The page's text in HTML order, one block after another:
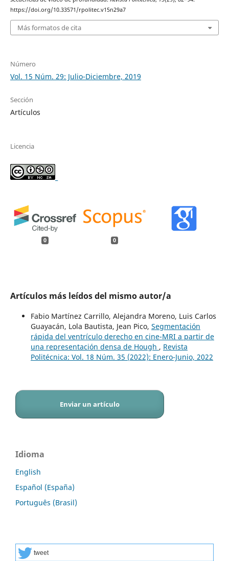
https://doi.org/10.33571/rpolitec.v15n29a7
Más formatos de cita
Número
Vol. 15 Núm. 29: Julio-Diciembre, 2019
Sección
Artículos
Licencia
_
0 0
Artículos más leídos del mismo autor/a
Fabio Martínez Carrillo, Alejandra Moreno, Luis Carlos
Guayacán, Lola Bautista, Jean Pico, Segmentación
rápida del ventrículo derecho en cine-MRI a partir de
una representación densa de Hough , Revista
Politécnica: Vol. 18 Núm. 35 (2022): Enero-Junio, 2022
Enviar un artículo
Idioma
English
Español (España)
Português (Brasil)
tweet